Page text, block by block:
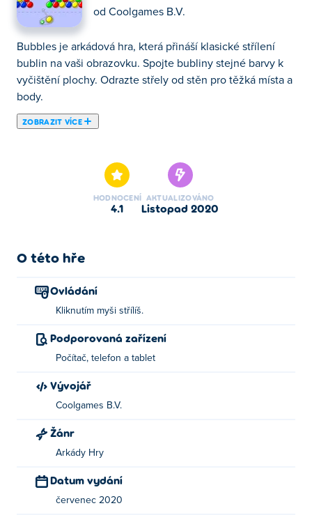
od Coolgames B.V.
Bubbles je arkádová hra, která přináší klasické střílení
bublin na vaši obrazovku. Spojte bubliny stejné barvy k
vyčištění plochy. Odrazte střely od stěn pro těžká místa a
body.
ZOBRAZIT VÍCE
HODNOCENÍ
4.1
AKTUALIZOVÁNO
listopad 2020
O této hře
Ovládání
Kliknutím myši střílíš.
Podporovaná zařízení
Počítač, telefon a tablet
Vývojář
Coolgames B.V.
Žánr
Arkády Hry
Datum vydání
červenec 2020